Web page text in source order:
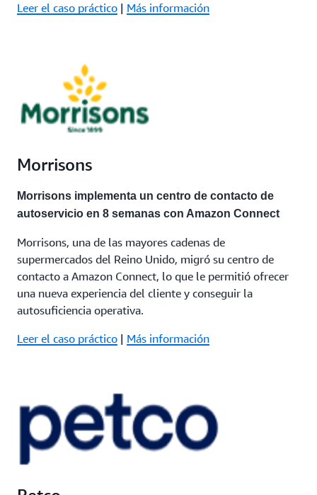
Leer el caso práctico | Más información
Morrisons
Morrisons implementa un centro de contacto de
autoservicio en 8 semanas con Amazon Connect
Morrisons, una de las mayores cadenas de
supermercados del Reino Unido, migró su centro de
contacto a Amazon Connect, lo que le permitió ofrecer
una nueva experiencia del cliente y conseguir la
autosuficiencia operativa.
Leer el caso práctico | Más información